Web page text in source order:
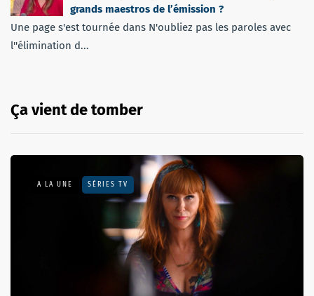
grands maestros de l’émission ?
Une page s'est tournée dans N'oubliez pas les paroles avec
l''élimination d...
Ça vient de tomber
A LA UNE SÉRIES TV